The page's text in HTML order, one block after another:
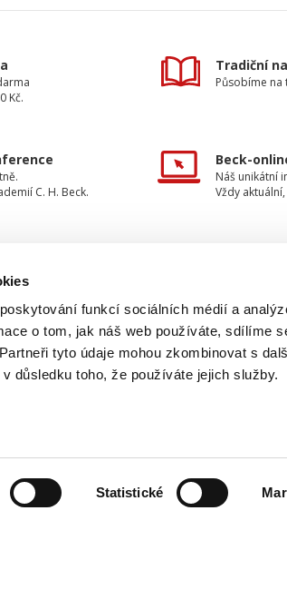
funkcí sociálních médií a
o tom, jak náš web používáte, sdílíme
tyto údaje mohou zkombinovat s
důsledku toho, že používáte jejich služby.
Statistické
Kč.
Tradiční
Působíme na
C. H. Beck.
Beck-
Náš unikátní
Vždy
NÁS
348
INFORMACE
O nakladatelství
Ochrana osobních údajů
Kontakty